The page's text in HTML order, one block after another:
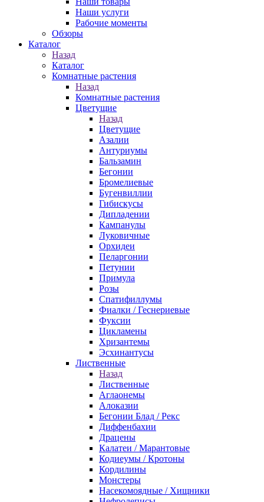
Наши услуги
Рабочие моменты
Обзоры
Каталог
Назад
Каталог
Комнатные растения
Назад
Комнатные растения
Цветущие
Назад
Цветущие
Азалии
Антуриумы
Бальзамин
Бегонии
Бромелиевые
Бугенвиллии
Гибискусы
Дипладении
Кампанулы
Луковичные
Орхидеи
Пеларгонии
Петунии
Примула
Розы
Спатифиллумы
Фиалки / Геснериевые
Фуксии
Цикламены
Хризантемы
Эсхинантусы
Лиственные
Назад
Лиственные
Аглаонемы
Алоказии
Бегонии Блад / Рекс
Диффенбахии
Драцены
Калатеи / Марантовые
Кодиеумы / Кротоны
Кордилины
Монстеры
Насекомоядные / Хищники